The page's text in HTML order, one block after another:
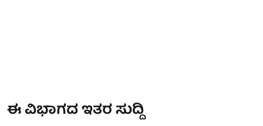
ಈ ವಿಭಾಗದ ಇತರ ಸುದ್ದಿ